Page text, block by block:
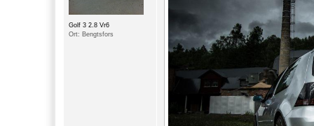
Golf 3 2.8 Vr6
Ort: Bengtsfors